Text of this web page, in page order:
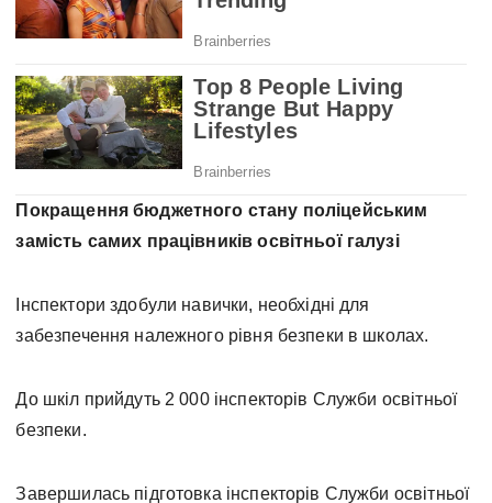
Покращення бюджетного стану поліцейським
замість самих працівників освітньої галузі
Інспектори здобули навички, необхідні для
забезпечення належного рівня безпеки в школах.
До шкіл прийдуть 2 000 інспекторів Служби освітньої
безпеки.
Завершилась підготовка інспекторів Служби освітньої